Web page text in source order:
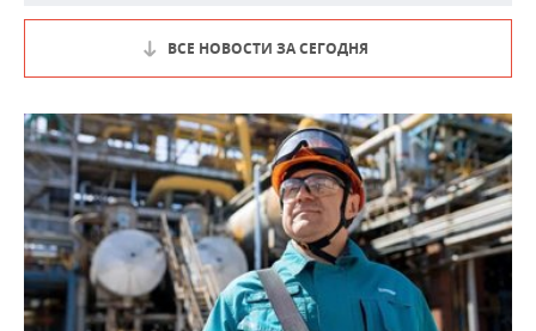
ВСЕ НОВОСТИ ЗА СЕГОДНЯ